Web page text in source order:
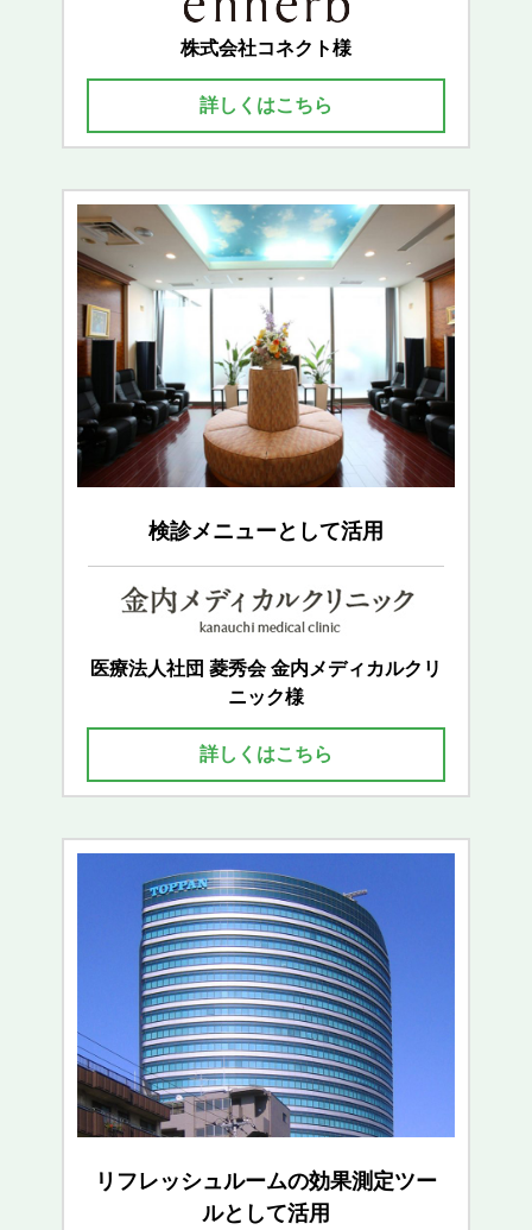
株式会社コネクト様
詳しくはこちら
検診メニューとして活用
医療法人社団 菱秀会 金内メディカルクリ
ニック様
詳しくはこちら
リフレッシュルームの効果測定ツー
ルとして活用